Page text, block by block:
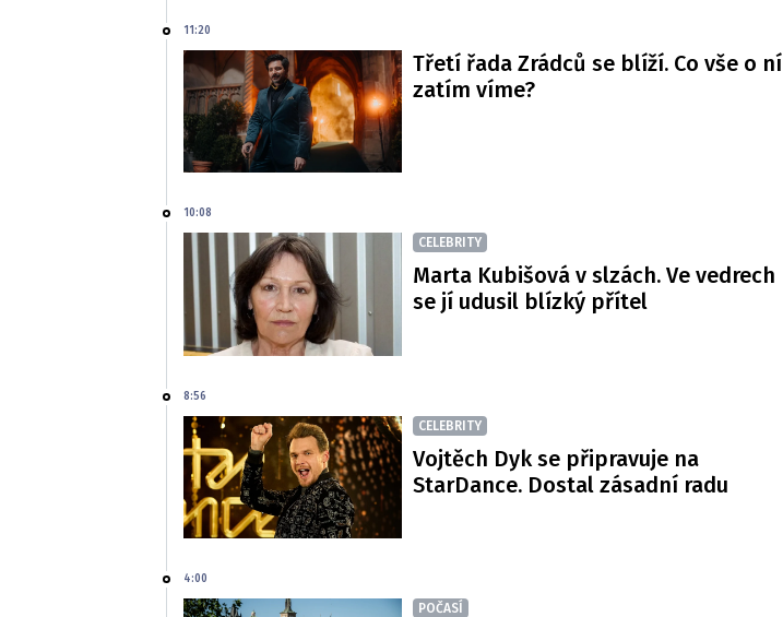
11:20
Třetí řada Zrádců se blíží. Co vše o ní
zatím víme?
10:08
CELEBRITY
Marta Kubišová v slzách. Ve vedrech
se jí udusil blízký přítel
8:56
CELEBRITY
Vojtěch Dyk se připravuje na
StarDance. Dostal zásadní radu
4:00
POČASÍ